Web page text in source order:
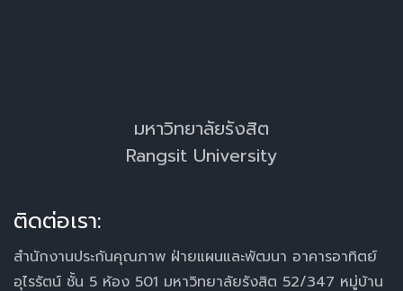
มหาวิทยาลัยรังสิต
Rangsit University
ติดต่อเรา:
สำนักงานประกันคุณภาพ ฝ่ายแผนและพัฒนา อาคารอาทิตย์
อุไรรัตน์ ชั้น 5 ห้อง 501 มหาวิทยาลัยรังสิต 52/347 หมู่บ้าน